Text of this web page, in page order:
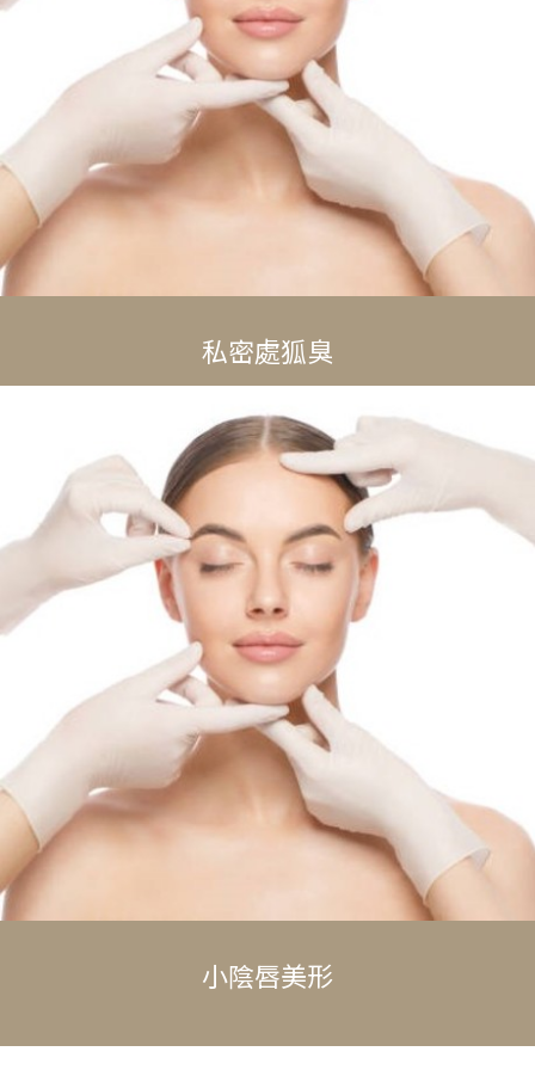
私密處狐臭
小陰唇美形